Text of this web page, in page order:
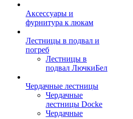
Аксессуары и
фурнитура к люкам
Лестницы в подвал и
погреб
Лестницы в
подвал ЛючкиБел
Чердачные лестницы
Чердачные
лестницы Docke
Чердачные